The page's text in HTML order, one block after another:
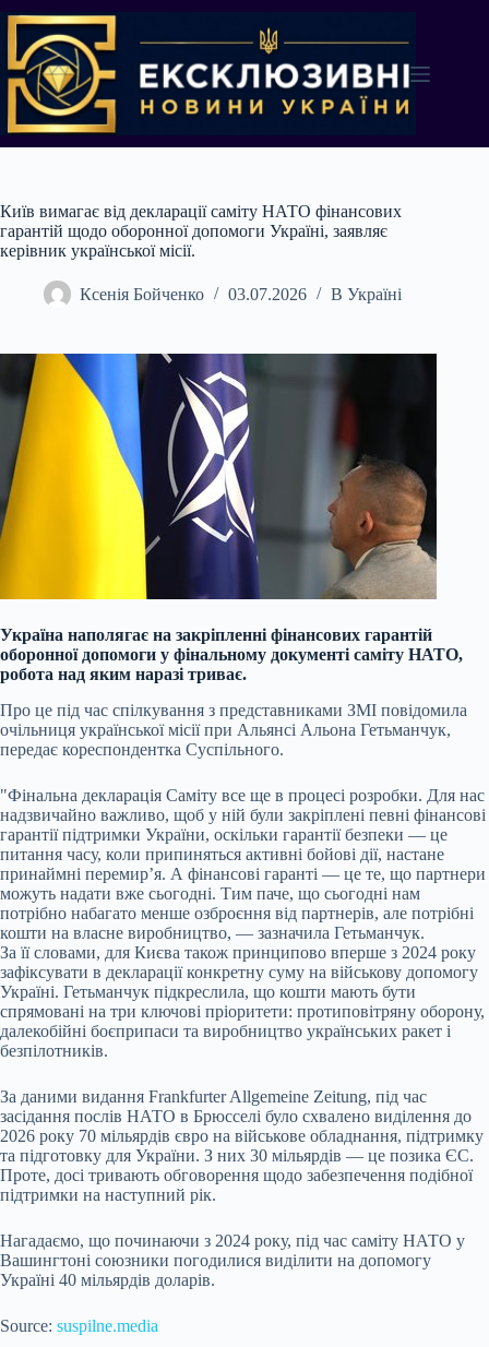
до
вмісту
Київ вимагає від декларації саміту НАТО фінансових
гарантій щодо оборонної допомоги Україні, заявляє
керівник української місії.
Ксенія Бойченко 03.07.2026 В Україні
Україна наполягає на закріпленні фінансових гарантій
оборонної допомоги у фінальному документі саміту НАТО,
робота над яким наразі триває.
Про це під час спілкування з представниками ЗМІ повідомила
очільниця української місії при Альянсі Альона Гетьманчук,
передає кореспондентка Суспільного.
"Фінальна декларація Саміту все ще в процесі розробки. Для нас
надзвичайно важливо, щоб у ній були закріплені певні фінансові
гарантії підтримки України, оскільки гарантії безпеки — це
питання часу, коли припиняться активні бойові дії, настане
принаймні перемир’я. А фінансові гаранті — це те, що партнери
можуть надати вже сьогодні. Тим паче, що сьогодні нам
потрібно набагато менше озброєння від партнерів, але потрібні
кошти на власне виробництво, — зазначила Гетьманчук.
За її словами, для Києва також принципово вперше з 2024 року
зафіксувати в декларації конкретну суму на військову допомогу
Україні. Гетьманчук підкреслила, що кошти мають бути
спрямовані на три ключові пріоритети: протиповітряну оборону,
далекобійні боєприпаси та виробництво українських ракет і
безпілотників.
За даними видання Frankfurter Allgemeine Zeitung, під час
засідання послів НАТО в Брюсселі було схвалено виділення до
2026 року 70 мільярдів євро на військове обладнання, підтримку
та підготовку для України. З них 30 мільярдів — це позика ЄС.
Проте, досі тривають обговорення щодо забезпечення подібної
підтримки на наступний рік.
Нагадаємо, що починаючи з 2024 року, під час саміту НАТО у
Вашингтоні союзники погодилися виділити на допомогу
Україні 40 мільярдів доларів.
Source: suspilne.media